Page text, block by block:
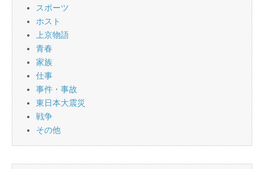
スポーツ
ホスト
上京物語
青春
家族
仕事
事件・事故
東日本大震災
戦争
その他